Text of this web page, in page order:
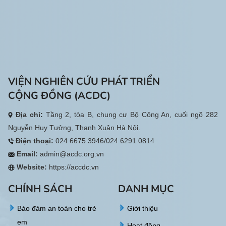
VIỆN NGHIÊN CỨU PHÁT TRIỂN
CỘNG ĐỒNG (ACDC)
Địa chỉ: Tầng 2, tòa B, chung cư Bộ Công An, cuối ngõ 282
Nguyễn Huy Tưởng, Thanh Xuân Hà Nội.
Điện thoại: 024 6675 3946/024 6291 0814
Email: admin@acdc.org.vn
Website: https://accdc.vn
CHÍNH SÁCH
Bảo đảm an toàn cho trẻ
em
DANH MỤC
Giới thiệu